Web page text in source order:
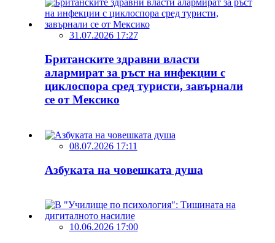
31.07.2026 17:27
Британските здравни власти
алармират за ръст на инфекции с
циклоспора сред туристи, завърнали
се от Мексико
08.07.2026 17:11
Азбуката на човешката душа
10.06.2026 17:00